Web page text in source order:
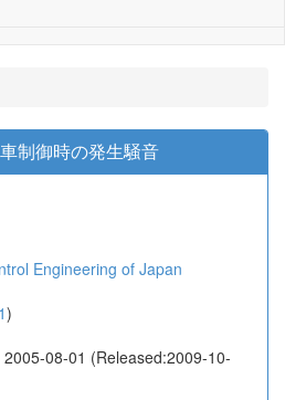
制御時の発生騒音
Engineering of Japan
)
08-01 (Released:2009-10-